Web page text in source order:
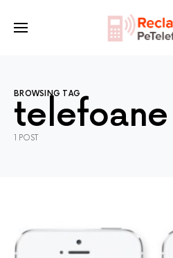
BROWSING TAG
1 POST